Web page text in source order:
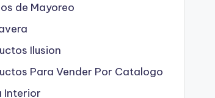
de Mayoreo
Ilusion
Para Vender Por Catalogo
Interior